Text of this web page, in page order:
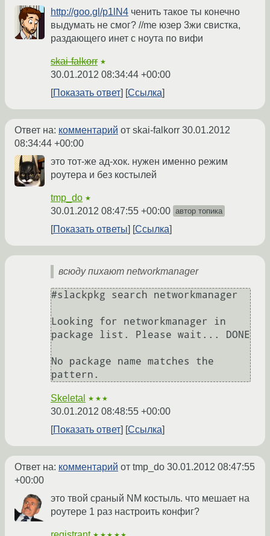
http://goo.gl/p1lN4 ченить такое ты конечно
выдумать не смог? //me юзер 3жи свистка,
раздающего инет с ноута по вифи
skai-falkorr ★
30.01.2012 08:34:44 +00:00
Показать ответ
Ссылка
Ответ на: комментарий от skai-falkorr 30.01.2012
08:34:44 +00:00
это тот-же ад-хок. нужен именно режим
роутера и без костылей
tmp_do ★
30.01.2012 08:47:55 +00:00 автор топика
Показать ответы Ссылка
всюду пихают networkmanager
#slackpkg search networkmanager
Looking for networkmanager in
package list. Please wait... DONE
No package name matches the
Skeletal ★★★
30.01.2012 08:48:55 +00:00
Показать ответ
Ссылка
Ответ на: комментарий от tmp_do 30.01.2012 08:47:55
+00:00
это твой сраный NM костыль. что мешает на
роутере 1 раз настроить конфиг?